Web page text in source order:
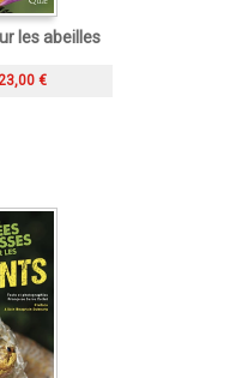
les abeilles
23,00 €